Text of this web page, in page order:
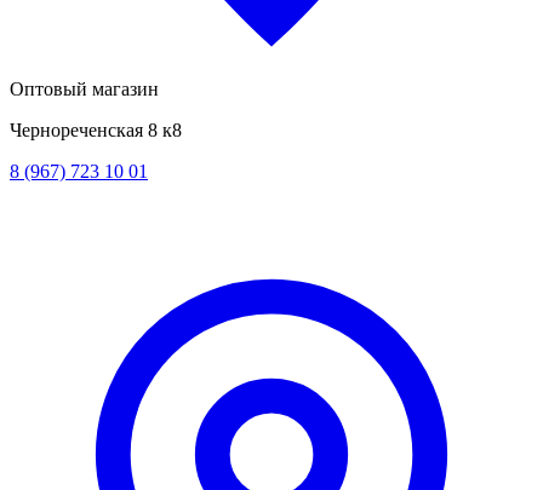
Оптовый магазин
Чернореченская 8 к8
8 (967) 723 10 01